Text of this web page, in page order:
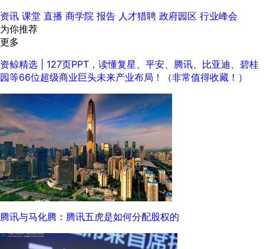
资讯 课堂 直播 商学院 报告 人才猎聘 政府园区 行业峰会
为你推荐
更多
资鲸精选 | 127页PPT，读懂复星、平安、腾讯、比亚迪、碧桂
园等66位超级商业巨头未来产业布局！（非常值得收藏！）
腾讯与马化腾：腾讯五虎是如何分配股权的